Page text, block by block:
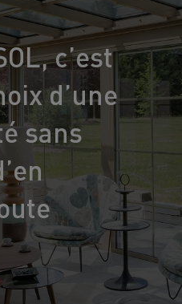
c’est
d’une
sans